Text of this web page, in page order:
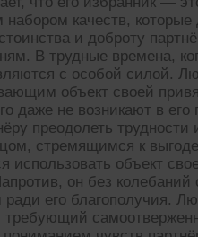
качеств,
и доброту
В трудные времена,
с особой силой.
объект своей
даже не возникают в
преодолеть
стремящимся к
использовать объект
он без
ради его благополучия.
требующий